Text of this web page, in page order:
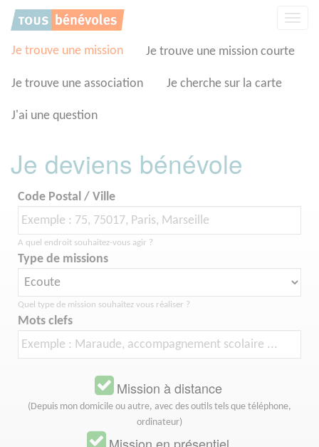
Je trouve une mission Je trouve une mission courte
Je trouve une association Je cherche sur la carte
J'ai une question
Je deviens bénévole
Code Postal / Ville
A quel endroit souhaitez-vous agir ?
Type de missions
Quel type de mission souhaitez vous réaliser ?
Mots clefs
Mission à distance
(Depuis mon domicile ou autre, avec des outils tels que téléphone,
ordinateur)
Panneau de gestion des cookies